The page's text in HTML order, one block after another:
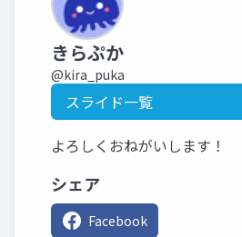
きらぷか
@kira_puka
スライド一覧
よろしくおねがいします！
シェア
Facebook